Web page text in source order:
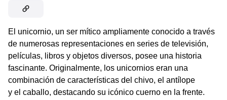
El unicornio, un ser mítico ampliamente conocido a través
de numerosas representaciones en series de televisión,
películas, libros y objetos diversos, posee una historia
fascinante. Originalmente, los unicornios eran una
combinación de características del chivo, el antílope
y el caballo, destacando su icónico cuerno en la frente.